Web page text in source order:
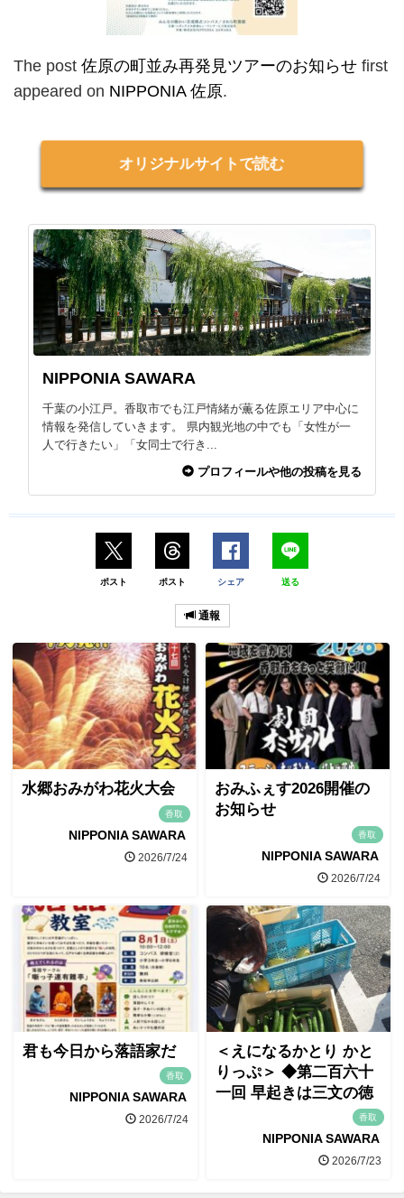
The post 佐原の町並み再発見ツアーのお知らせ first
appeared on NIPPONIA 佐原.
オリジナルサイトで読む
NIPPONIA SAWARA
千葉の小江戸。香取市でも江戸情緒が薫る佐原エリア中心に
情報を発信していきます。 県内観光地の中でも「女性が一
人で行きたい」「女同士で行き...
プロフィールや他の投稿を見る
ポスト ポスト シェア 送る
通報
水郷おみがわ花火大会
香取
NIPPONIA SAWARA
2026/7/24
おみふぇす2026開催の
お知らせ
香取
NIPPONIA SAWARA
2026/7/24
君も今日から落語家だ
香取
NIPPONIA SAWARA
2026/7/24
＜えになるかとり かと
りっぷ＞ ◆第二百六十
一回 早起きは三文の徳
香取
NIPPONIA SAWARA
2026/7/23